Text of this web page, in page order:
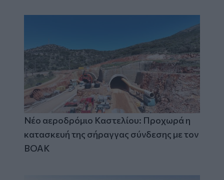
Νέο αεροδρόμιο Καστελίου: Προχωρά η
κατασκευή της σήραγγας σύνδεσης με τον
ΒΟΑΚ